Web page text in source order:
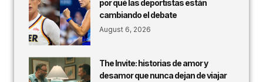
por qué las deportistas están
cambiando el debate
August 6, 2026
The Invite: historias de amor y
desamor que nunca dejan de viajar